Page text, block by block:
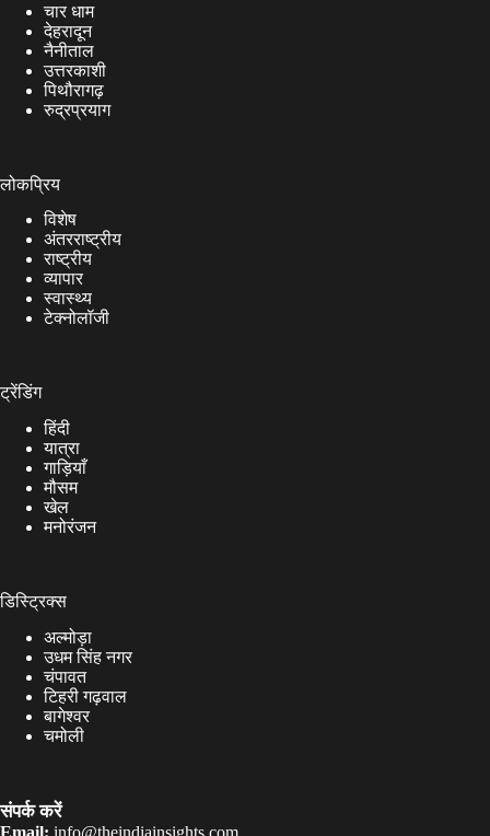
चार धाम
देहरादून
नैनीताल
उत्तरकाशी
पिथौरागढ़
रुद्रप्रयाग
लोकप्रिय
विशेष
अंतरराष्ट्रीय
राष्ट्रीय
व्यापार
स्वास्थ्य
टेक्नोलॉजी
ट्रेंडिंग
हिंदी
यात्रा
गाड़ियाँ
मौसम
खेल
मनोरंजन
डिस्ट्रिक्स
अल्मोड़ा
उधम सिंह नगर
चंपावत
टिहरी गढ़वाल
बागेश्वर
चमोली
संपर्क करें
Email: info@theindiainsights.com